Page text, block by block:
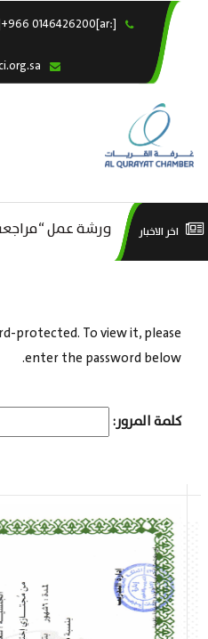
[:ar]966146426200+[:en]+966 0146426200[:] ×
التقديم
اخر الاخبار..
ورشة عمل
protected. To view it, please
enter the password below.
كلمة المرور: